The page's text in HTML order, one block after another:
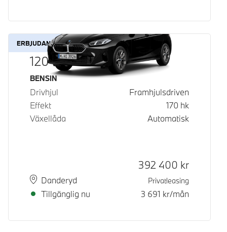
ERBJUDANDE
120
Bränsle
BENSIN
Drivhjul
Framhjulsdriven
Effekt
170 hk
Växellåda
Automatisk
PlatsDanderyd
Leveranstid
Tillgänglig nu
Kontantpris
392 400 kr
Privatleasing
3 691 kr/mån